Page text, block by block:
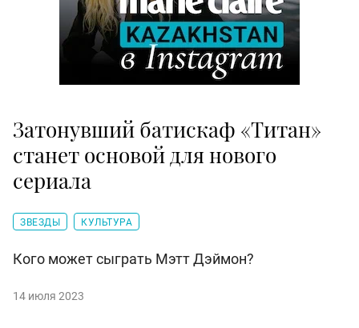
Затонувший батискаф «Титан»
станет основой для нового
сериала
ЗВЕЗДЫ КУЛЬТУРА
Кого может сыграть Мэтт Дэймон?
14 июля 2023